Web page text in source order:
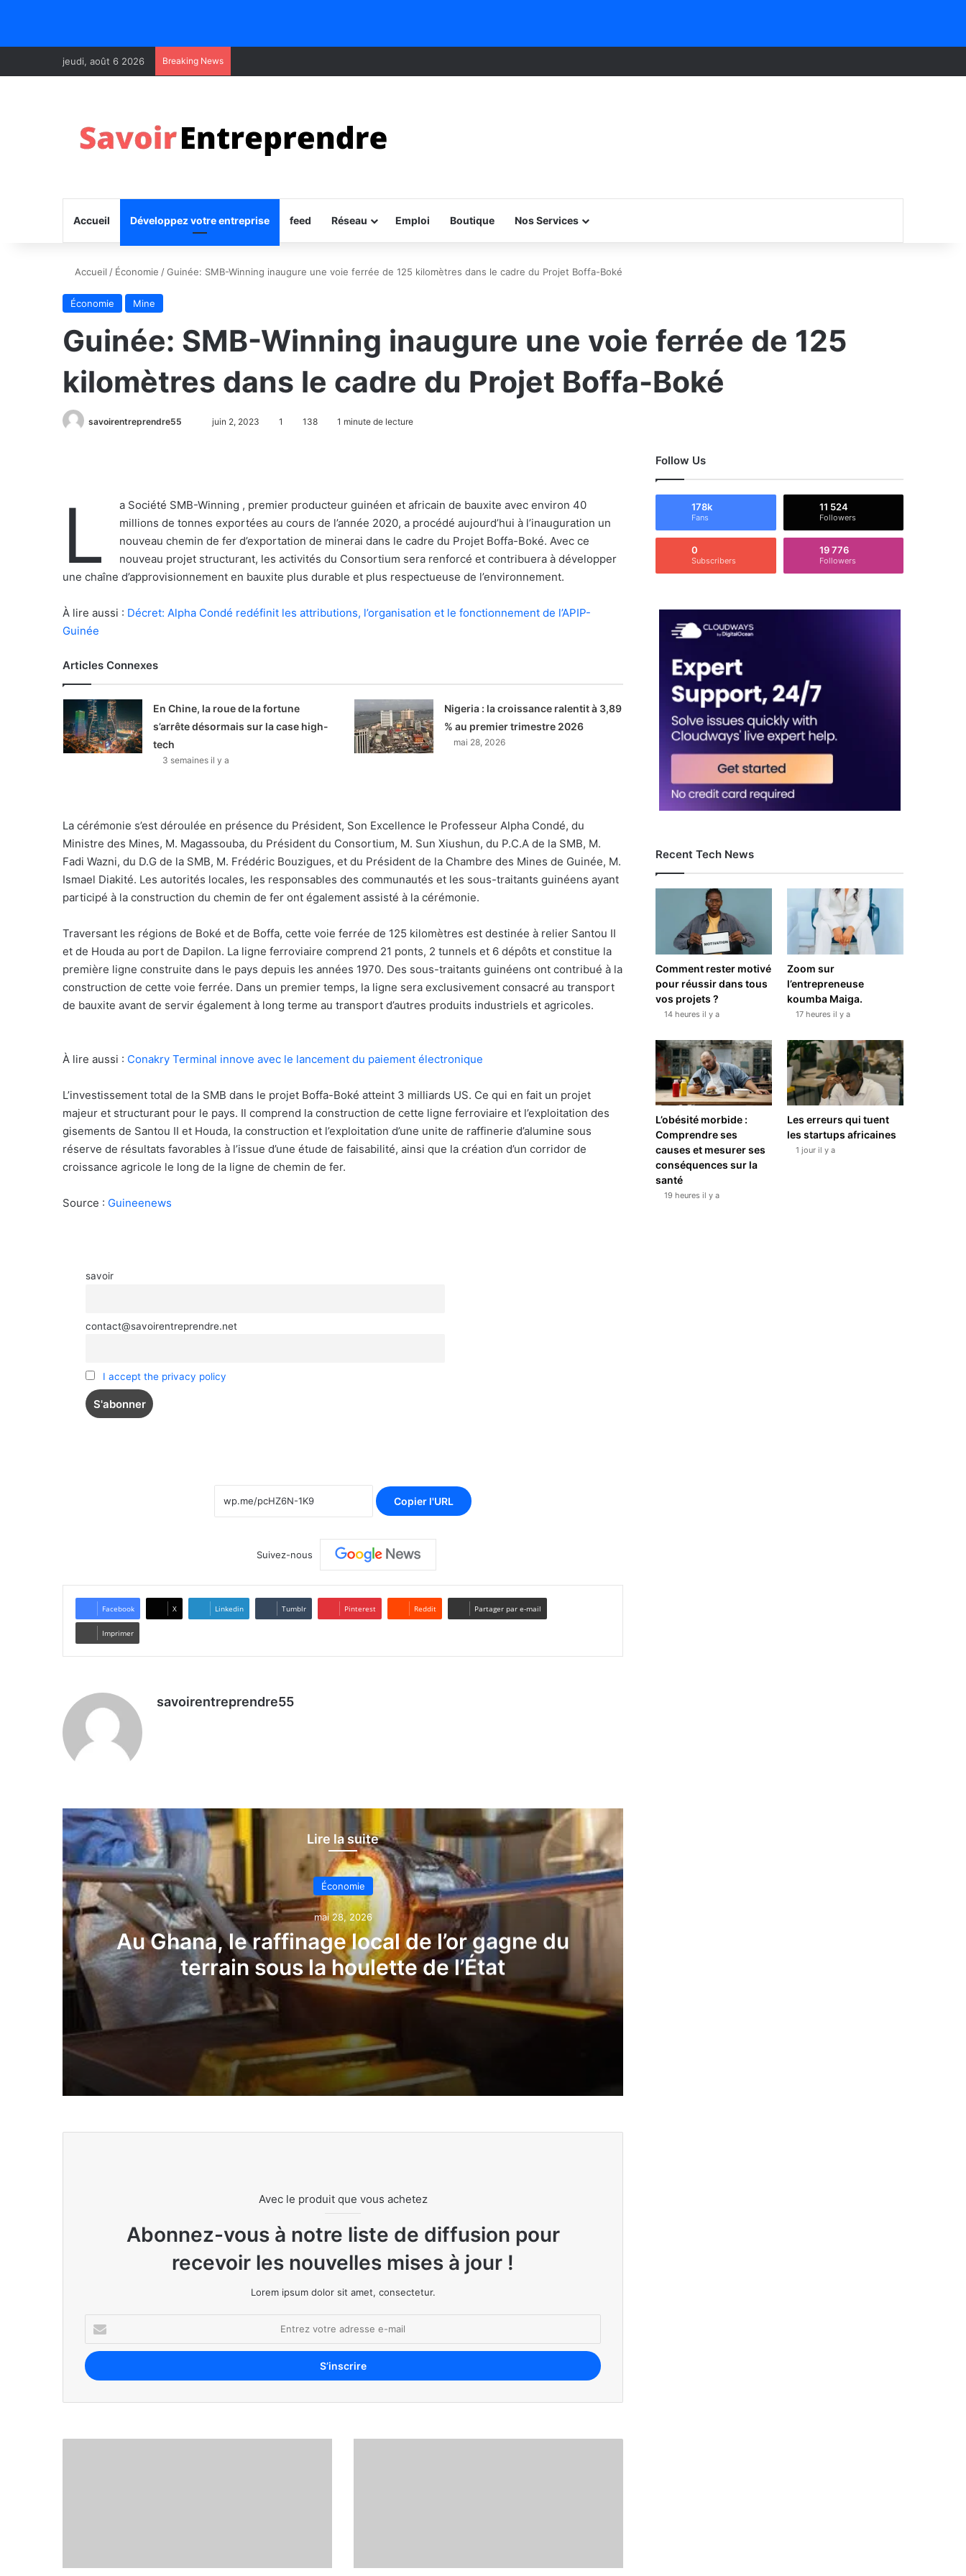
jeudi, août 6 2026 Breaking News
Accueil Développez votre entreprise feed Réseau Emploi Boutique Nos Services
Accueil / Économie /Guinée: SMB-Winning inaugure une voie ferrée de 125 kilomètres dans le cadre du Projet Boffa-Boké
Économie Mine
Guinée: SMB-Winning inaugure une voie ferrée de 125
kilomètres dans le cadre du Projet Boffa-Boké
savoirentreprendre55 juin 2, 2023 1 138 1 minute de lecture
L
a Société SMB-Winning , premier producteur guinéen et africain de bauxite avec environ 40
millions de tonnes exportées au cours de l’année 2020, a procédé aujourd’hui à l’inauguration un
nouveau chemin de fer d’exportation de minerai dans le cadre du Projet Boffa-Boké. Avec ce
nouveau projet structurant, les activités du Consortium sera renforcé et contribuera à développer
une chaîne d’approvisionnement en bauxite plus durable et plus respectueuse de l’environnement.
À lire aussi : Décret: Alpha Condé redéfinit les attributions, l’organisation et le fonctionnement de l’APIP-
Guinée
Articles Connexes
En Chine, la roue de la fortune
s’arrête désormais sur la case high-
tech
3 semaines il y a
Nigeria : la croissance ralentit à 3,89
% au premier trimestre 2026
mai 28, 2026
La cérémonie s’est déroulée en présence du Président, Son Excellence le Professeur Alpha Condé, du
Ministre des Mines, M. Magassouba, du Président du Consortium, M. Sun Xiushun, du P.C.A de la SMB, M.
Fadi Wazni, du D.G de la SMB, M. Frédéric Bouzigues, et du Président de la Chambre des Mines de Guinée, M.
Ismael Diakité. Les autorités locales, les responsables des communautés et les sous-traitants guinéens ayant
participé à la construction du chemin de fer ont également assisté à la cérémonie.
Traversant les régions de Boké et de Boffa, cette voie ferrée de 125 kilomètres est destinée à relier Santou II
et de Houda au port de Dapilon. La ligne ferroviaire comprend 21 ponts, 2 tunnels et 6 dépôts et constitue la
première ligne construite dans le pays depuis les années 1970. Des sous-traitants guinéens ont contribué à la
construction de cette voie ferrée. Dans un premier temps, la ligne sera exclusivement consacré au transport
de bauxite avant de servir également à long terme au transport d’autres produits industriels et agricoles.
À lire aussi : Conakry Terminal innove avec le lancement du paiement électronique
L’investissement total de la SMB dans le projet Boffa-Boké atteint 3 milliards US. Ce qui en fait un projet
majeur et structurant pour le pays. Il comprend la construction de cette ligne ferroviaire et l’exploitation des
gisements de Santou II et Houda, la construction et l’exploitation d’une unite de raffinerie d’alumine sous
réserve de résultats favorables à l’issue d’une étude de faisabilité, ainsi que la création d’un corridor de
croissance agricole le long de la ligne de chemin de fer.
Source : Guineenews
savoir
contact@savoirentreprendre.net
I accept the privacy policy
Copier l'URL
Suivez-nous
Facebook X Linkedin Tumblr Pinterest Reddit Partager par e-mail
Imprimer
savoirentreprendre55
Lire la suite
Économie
mai 28, 2026
Au Ghana, le raffinage local de l’or gagne du
terrain sous la houlette de l’État
Au Ghana, le raffinage local de l’or gagne du terrain sous la houlette de l’État
Chiffre d’affaires en baisse ? 5 leviers d’urgence pour redresser la barre en 2026
Avec le produit que vous achetez
Abonnez-vous à notre liste de diffusion pour
recevoir les nouvelles mises à jour !
Lorem ipsum dolor sit amet, consectetur.
Follow Us
178k
Fans
11 524
Followers
0
Subscribers
19 776
Followers
Recent Tech News
Comment rester motivé
pour réussir dans tous
vos projets ?
14 heures il y a
Zoom sur
l’entrepreneuse
koumba Maiga.
17 heures il y a
L’obésité morbide :
Comprendre ses
causes et mesurer ses
conséquences sur la
santé
19 heures il y a
Les erreurs qui tuent
les startups africaines
1 jour il y a